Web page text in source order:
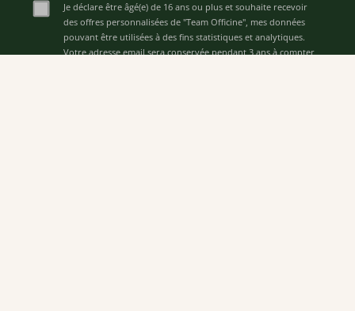
Je déclare être âgé(e) de 16 ans ou plus et souhaite recevoir
des offres personnalisées de "Team Officine", mes données
pouvant être utilisées à des fins statistiques et analytiques.
Votre adresse email sera conservée pendant 3 ans à compter